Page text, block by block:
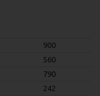
900
560
790
242